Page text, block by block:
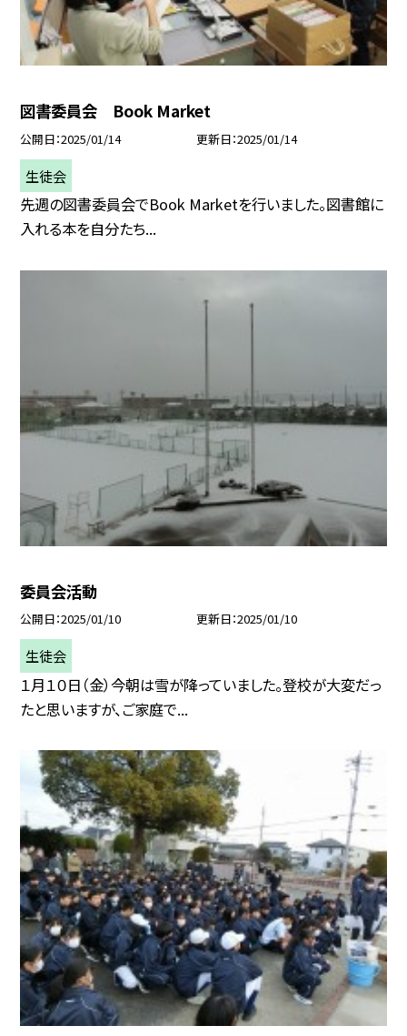
図書委員会 Book Market
公開日 2025/01/14 更新日 2025/01/14
生徒会
先週の図書委員会でBook Marketを行いました。図書館に
入れる本を自分たち...
委員会活動
公開日 2025/01/10 更新日 2025/01/10
生徒会
１月１０日（金）今朝は雪が降っていました。登校が大変だっ
たと思いますが、ご家庭で...